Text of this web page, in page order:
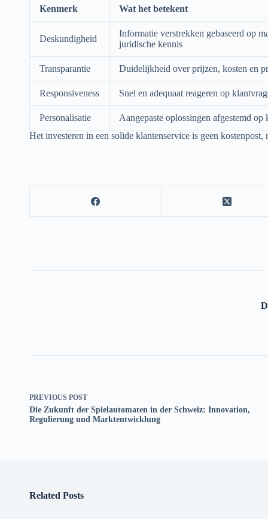
Kenmerk Wat het betekent
Deskundigheid
Informatie verstrekken gebaseerd op
juridische kennis
Transparantie Duidelijkheid over prijzen, kosten en
Responsiveness Snel en adequaat reageren op
Personalisatie
Aangepaste oplossingen afgestemd op
Het investeren in een solide klantenservice is geen
PREVIOUS POST
Die Zukunft der Spielautomaten in der Schweiz: Innovation,
Regulierung und Marktentwicklung
Related Posts